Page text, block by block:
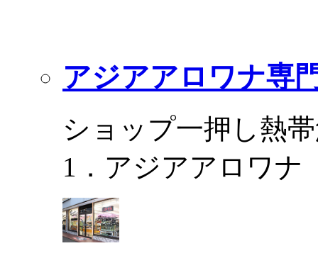
アジアアロワナ専
ショップ一押し熱
1．アジアアロワ